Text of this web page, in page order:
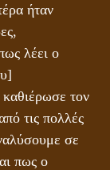
ήταν
λέει ο
τον
τις πολλές
σε
πως ο